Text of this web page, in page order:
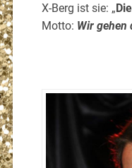
X-Berg ist sie: „
Motto: Wir gehen